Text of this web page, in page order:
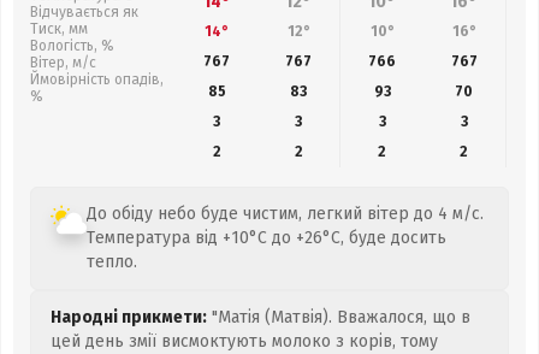
Відчувається як
Тиск, мм
Вологість, %
Вітер, м/с
Ймовірність опадів,
%
14° 12° 10° 16°
767
767 766 767
85
83 93 70
3
3 3
3
2
2 2 2
До обіду небо буде чистим, легкий вітер до 4 м/с.
Температура від +10°C до +26°C, буде досить
тепло.
Народні прикмети: "Матія (Матвія). Вважалося, що в
цей день змії висмоктують молоко з корів, тому